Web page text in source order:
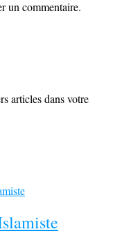
un commentaire.
articles dans votre